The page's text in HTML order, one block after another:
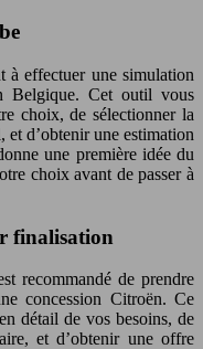
à effectuer une simulation
Belgique. Cet outil vous
choix, de sélectionner la
d’obtenir une estimation
une première idée du
choix avant de passer à
finalisation
recommandé de prendre
concession Citroën. Ce
détail de vos besoins, de
et d’obtenir une offre